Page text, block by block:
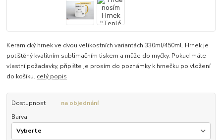
Keramický hrnek ve dvou velikostních variantách 330ml/450ml. Hrnek je
potištěný kvalitním sublimačním tiskem a může do myčky. Pokud máte
vlastní požadavky, připište je prosím do poznámky k hrnečku po vložení
do košíku. celý popis
Dostupnost
na objednání
Barva